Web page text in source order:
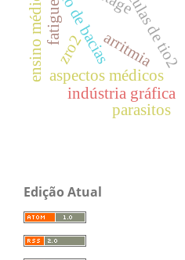
aspectos médicos
arritmia
indústria gráfica
ensino médico
parasitos
zro2
fatigue
Edição Atual